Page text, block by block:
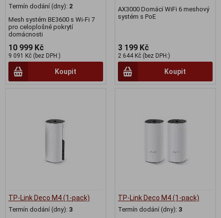
Termín dodání (dny): 2
Mesh systém BE3600 s Wi-Fi 7
pro celoplošné pokrytí
domácnosti
10 999 Kč
9 091 Kč (bez DPH:)
Koupit
AX3000 Domácí WiFi 6 meshový
systém s PoE
3 199 Kč
2 644 Kč (bez DPH:)
Koupit
TP-Link Deco M4 (1-pack)
Termín dodání (dny): 3
TP-Link Deco M4 (1-pack)
Termín dodání (dny): 3